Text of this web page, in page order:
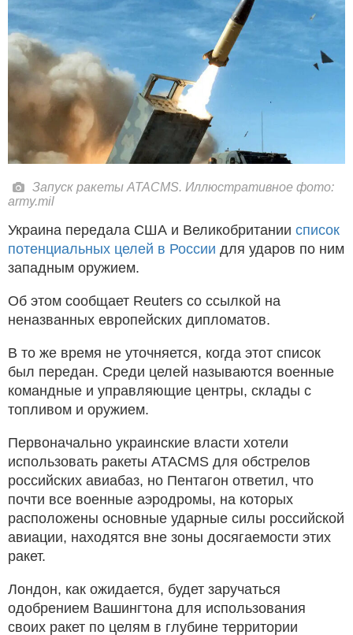
Запуск ракеты ATACMS. Иллюстративное фото:
army.mil
Украина передала США и Великобритании список
потенциальных целей в России для ударов по ним
западным оружием.
Об этом сообщает Reuters со ссылкой на
неназванных европейских дипломатов.
В то же время не уточняется, когда этот список
был передан. Среди целей называются военные
командные и управляющие центры, склады с
топливом и оружием.
Первоначально украинские власти хотели
использовать ракеты ATACMS для обстрелов
российских авиабаз, но Пентагон ответил, что
почти все военные аэродромы, на которых
расположены основные ударные силы российской
авиации, находятся вне зоны досягаемости этих
ракет.
Лондон, как ожидается, будет заручаться
одобрением Вашингтона для использования
своих ракет по целям в глубине территории